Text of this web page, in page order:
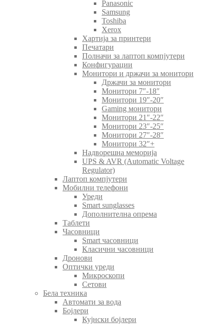
Panasonic
Samsung
Toshiba
Xerox
Хартија за принтери
Печатари
Полначи за лаптоп компјутери
Конфигурации
Монитори и држачи за монитори
Држачи за монитори
Монитори 7″-18″
Монитори 19″-20″
Gaming монитори
Монитори 21″-22″
Монитори 23″-25″
Монитори 27″-28″
Монитори 32″+
Надворешна меморија
UPS & AVR (Automatic Voltage
Regulator)
Лаптоп компјутери
Мобилни телефони
Уреди
Smart sunglasses
Дополнителна опрема
Таблети
Часовници
Smart часовници
Класични часовници
Дронови
Оптички уреди
Микроскопи
Сетови
Бела техника
Автомати за вода
Бојлери
Кујнски бојлери